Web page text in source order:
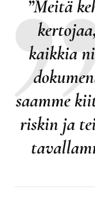
”Meitä
kaikkia
saamme
riskin ja